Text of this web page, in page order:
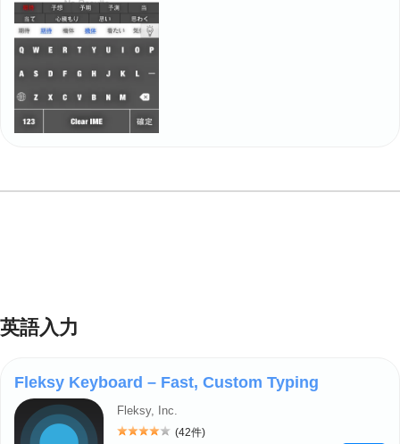
英語入力
Fleksy Keyboard – Fast, Custom Typing
Fleksy, Inc.
評価: 4
(42件)